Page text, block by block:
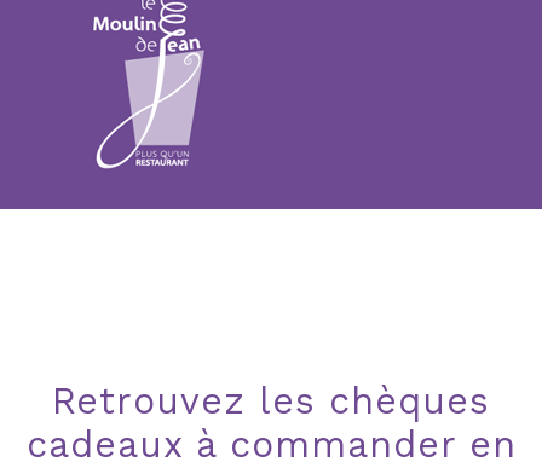
Retrouvez les chèques
cadeaux à commander en